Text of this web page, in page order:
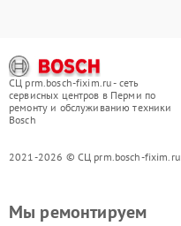
СЦ prm.bosch-fixim.ru - сеть
сервисных центров в Перми по
ремонту и обслуживанию техники
Bosch
2021-2026 © СЦ prm.bosch-fixim.ru
Мы ремонтируем